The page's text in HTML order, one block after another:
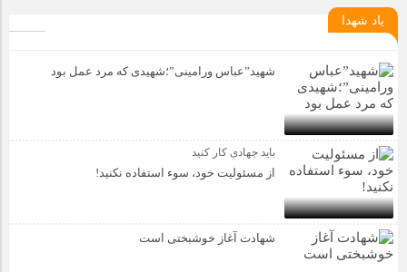
یاد شهدا
شهید”عباس ورامینی”؛شهیدی که مرد عمل بود
باید جهادی کار کنید
از مسئولیت خود، سوء استفاده نکنید!
شهادت آغاز خوشبختی است